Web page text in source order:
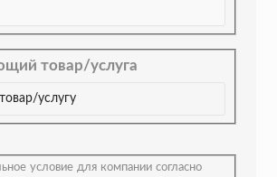
товар/услуга
условие для компании согласно